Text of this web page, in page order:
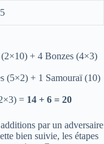
+ 4 Bonzes (4×3)
(5×2) + 1 Samouraï (10)
= 14 + 6 = 20
par un adversaire
bien suivie, les étapes